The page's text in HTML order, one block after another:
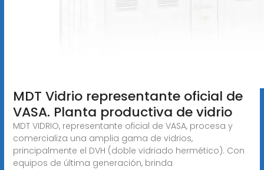
MDT Vidrio representante oficial de
VASA. Planta productiva de vidrio
MDT VIDRIO, representante oficial de VASA, procesa y
comercializa una amplia gama de vidrios,
principalmente el DVH (doble vidriado hermético). Con
equipos de última generación, brinda